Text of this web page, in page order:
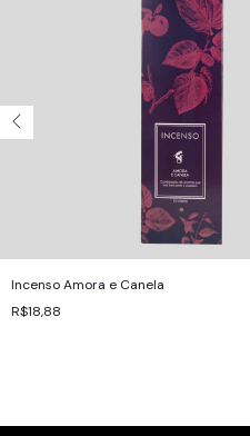
Incenso Amora e Canela
R$18,88